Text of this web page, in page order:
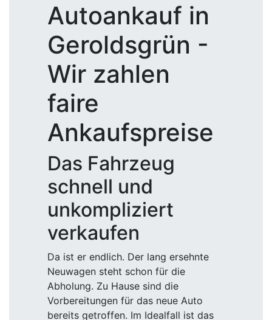
Autoankauf in
Geroldsgrün -
Wir zahlen
faire
Ankaufspreise
Das Fahrzeug
schnell und
unkompliziert
verkaufen
Da ist er endlich. Der lang ersehnte
Neuwagen steht schon für die
Abholung. Zu Hause sind die
Vorbereitungen für das neue Auto
bereits getroffen. Im Idealfall ist das